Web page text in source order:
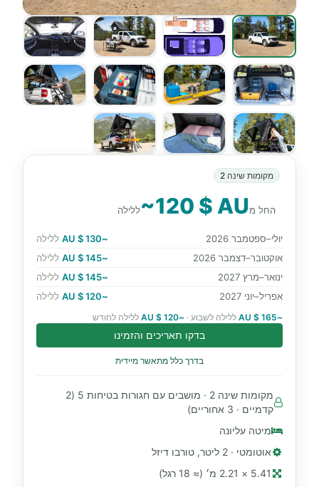
מקומות שינה 2
החל מ~120 $ AUללילה
יולי–ספטמבר 2026 ~130 $ AU
ללילה
אוקטובר–דצמבר 2026
~145 $ AU
ללילה
ינואר–מרץ 2027
~145 $ AU
ללילה
אפריל–יוני 2027
~120 $ AU ללילה
~165 $ AU ללילה לשבוע · ~120 $ AU ללילה לחודש
בדקו תאריכים והזמינו
בדרך כלל מתאשר מיידית
מקומות שינה 2 · מושבים עם חגורות בטיחות 5 (2
קדמיים · 3 אחוריים)
מיטה עליונה
אוטומטי · 2 ליטר, טורבו דיזל
5.41 × 2.21 מ׳ (≈ 18 רגל)